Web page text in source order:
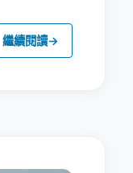
繼續閱讀→